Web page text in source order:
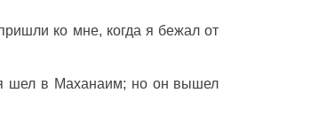
ко мне, когда я бежал от
шел в Маханаим; но он вышел